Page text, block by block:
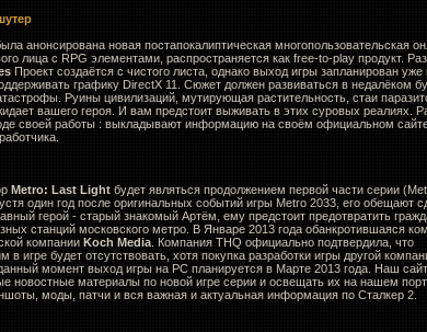
анонсирована новая постапокалиптическая многопользовательская
лица с RPG элементами, распространяется как free-to-play продукт.
Проект создаётся с чистого листа, однако выход игры запланирован уже
графику DirectX 11. Сюжет должен развиваться в недалёком
Руины цивилизаций, мутирующая растительность, стаи
вашего героя. И вам предстоит выживать в этих суровых реалиях.
своей работы : выкладывают информацию на своём официальном
Metro: Last Lightбудет являться продолжением первой части серии
один год после оригинальных событий игры Metro 2033, его обещают
герой - старый знакомый Артём, ему предстоит предотвратить
станций московского метро. В Январе 2013 года обанкротившаяся
компании Koch Media. Компания THQ официально подтвердила, что
в игре будет отсутствовать, хотя покупка разработки игры другой
момент выход игры на PC планируется в Марте 2013 года. Наш
новостные материалы по новой игре серии и освещать их на нашем
моды, патчи и вся важная и актуальная информация по Сталкер 2.